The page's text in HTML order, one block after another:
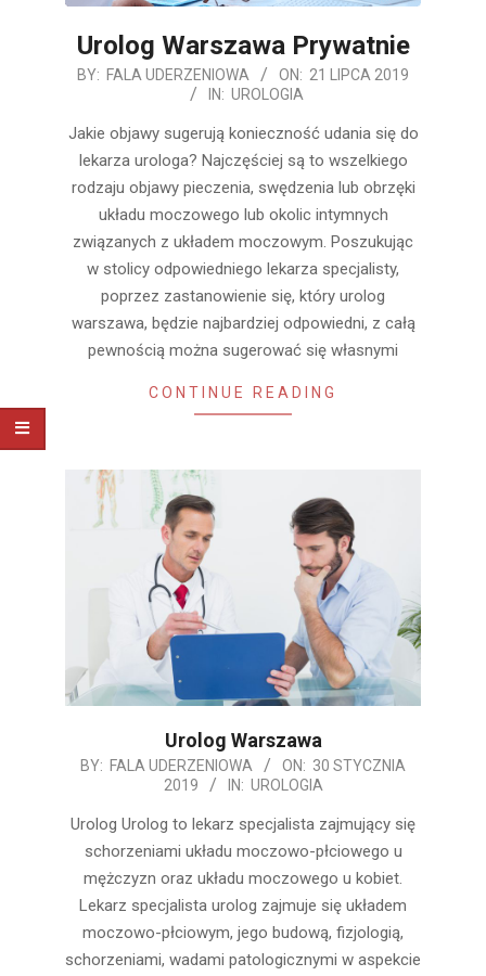
Urolog Warszawa Prywatnie
2019-
21
BY: FALA UDERZENIOWA ON: 21 LIPCA 2019
IN: UROLOGIA
Jakie objawy sugerują konieczność udania się do
lekarza urologa? Najczęściej są to wszelkiego
rodzaju objawy pieczenia, swędzenia lub obrzęki
układu moczowego lub okolic intymnych
związanych z układem moczowym. Poszukując
w stolicy odpowiedniego lekarza specjalisty,
poprzez zastanowienie się, który urolog
warszawa, będzie najbardziej odpowiedni, z całą
pewnością można sugerować się własnymi
CONTINUE READING
Urolog Warszawa
2019-
30
BY: FALA UDERZENIOWA ON: 30 STYCZNIA
2019
IN: UROLOGIA
Urolog Urolog to lekarz specjalista zajmujący się
schorzeniami układu moczowo-płciowego u
mężczyzn oraz układu moczowego u kobiet.
Lekarz specjalista urolog zajmuje się układem
moczowo-płciowym, jego budową, fizjologią,
schorzeniami, wadami patologicznymi w aspekcie